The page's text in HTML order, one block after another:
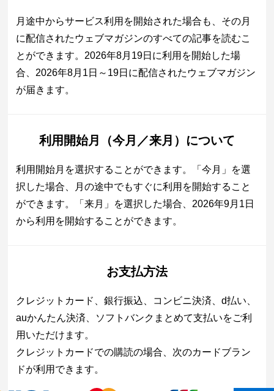
月途中からサービス利用を開始された場合も、その月
に配信されたウェブマガジンのすべての記事を読むこ
とができます。2026年8月19日に利用を開始した場
合、2026年8月1日～19日に配信されたウェブマガジン
が届きます。
利用開始月（今月／来月）について
利用開始月を選択することができます。「今月」を選
択した場合、月の途中でもすぐに利用を開始すること
ができます。「来月」を選択した場合、2026年9月1日
から利用を開始することができます。
お支払方法
クレジットカード、銀行振込、コンビニ決済、d払い、
auかんたん決済、ソフトバンクまとめて支払いをご利
用いただけます。
クレジットカードでの購読の場合、次のカードブラン
ドが利用できます。